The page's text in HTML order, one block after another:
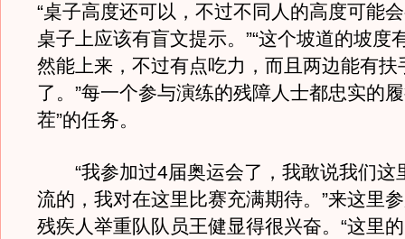
“桌子高度还可以，不过不同人的高度可能
桌子上应该有盲文提示。”“这个坡道的坡度
然能上来，不过有点吃力，而且两边能有扶
了。”每一个参与演练的残障人士都忠实的
茬”的任务。
“我参加过4届奥运会了，我敢说我们这
流的，我对在这里比赛充满期待。”来这里
残疾人举重队队员王健显得很兴奋。“这里